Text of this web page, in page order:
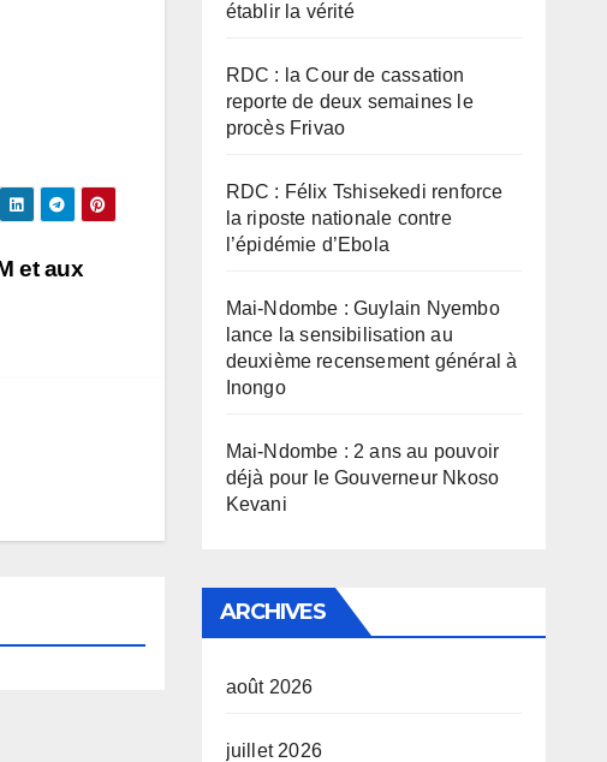
et aux
établir la vérité
RDC : la Cour de cassation
reporte de deux semaines le
procès Frivao
RDC : Félix Tshisekedi renforce
la riposte nationale contre
l’épidémie d’Ebola
Mai-Ndombe : Guylain Nyembo
lance la sensibilisation au
deuxième recensement général à
Inongo
Mai-Ndombe : 2 ans au pouvoir
déjà pour le Gouverneur Nkoso
Kevani
ARCHIVES
août 2026
juillet 2026